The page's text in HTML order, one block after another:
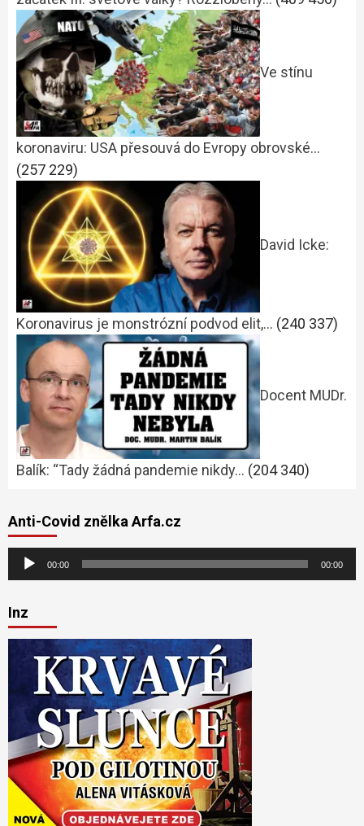
Ve stínu
koronaviru: USA přesouvá do Evropy obrovské…
(257 229)
David Icke:
Koronavirus je monstrózní podvod elit,… (240 337)
Docent MUDr.
Balík: “Tady žádná pandemie nikdy… (204 340)
Anti-Covid znělka Arfa.cz
Audio
přehrávač
00:00 00:00
Inz